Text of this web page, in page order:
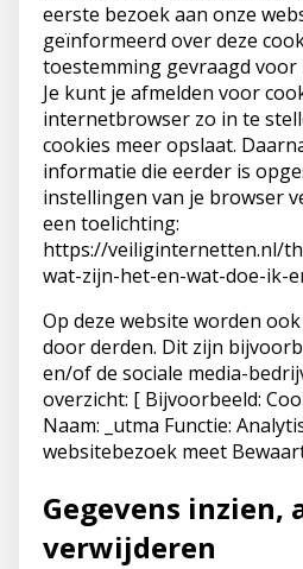
eerste bezoek aan onze
geïnformeerd over deze
toestemming gevraagd voor
Je kunt je afmelden voor
internetbrowser zo in te
cookies meer opslaat.
informatie die eerder is
instellingen van je browser
een toelichting:
https://veiliginternetten.nl/
wat-zijn-het-en-wat-doe-ik-
Op deze website worden
door derden. Dit zijn
en/of de sociale media-
overzicht: [ Bijvoorbeeld:
Naam: _utma Functie:
websitebezoek meet
Gegevens inzien,
verwijderen